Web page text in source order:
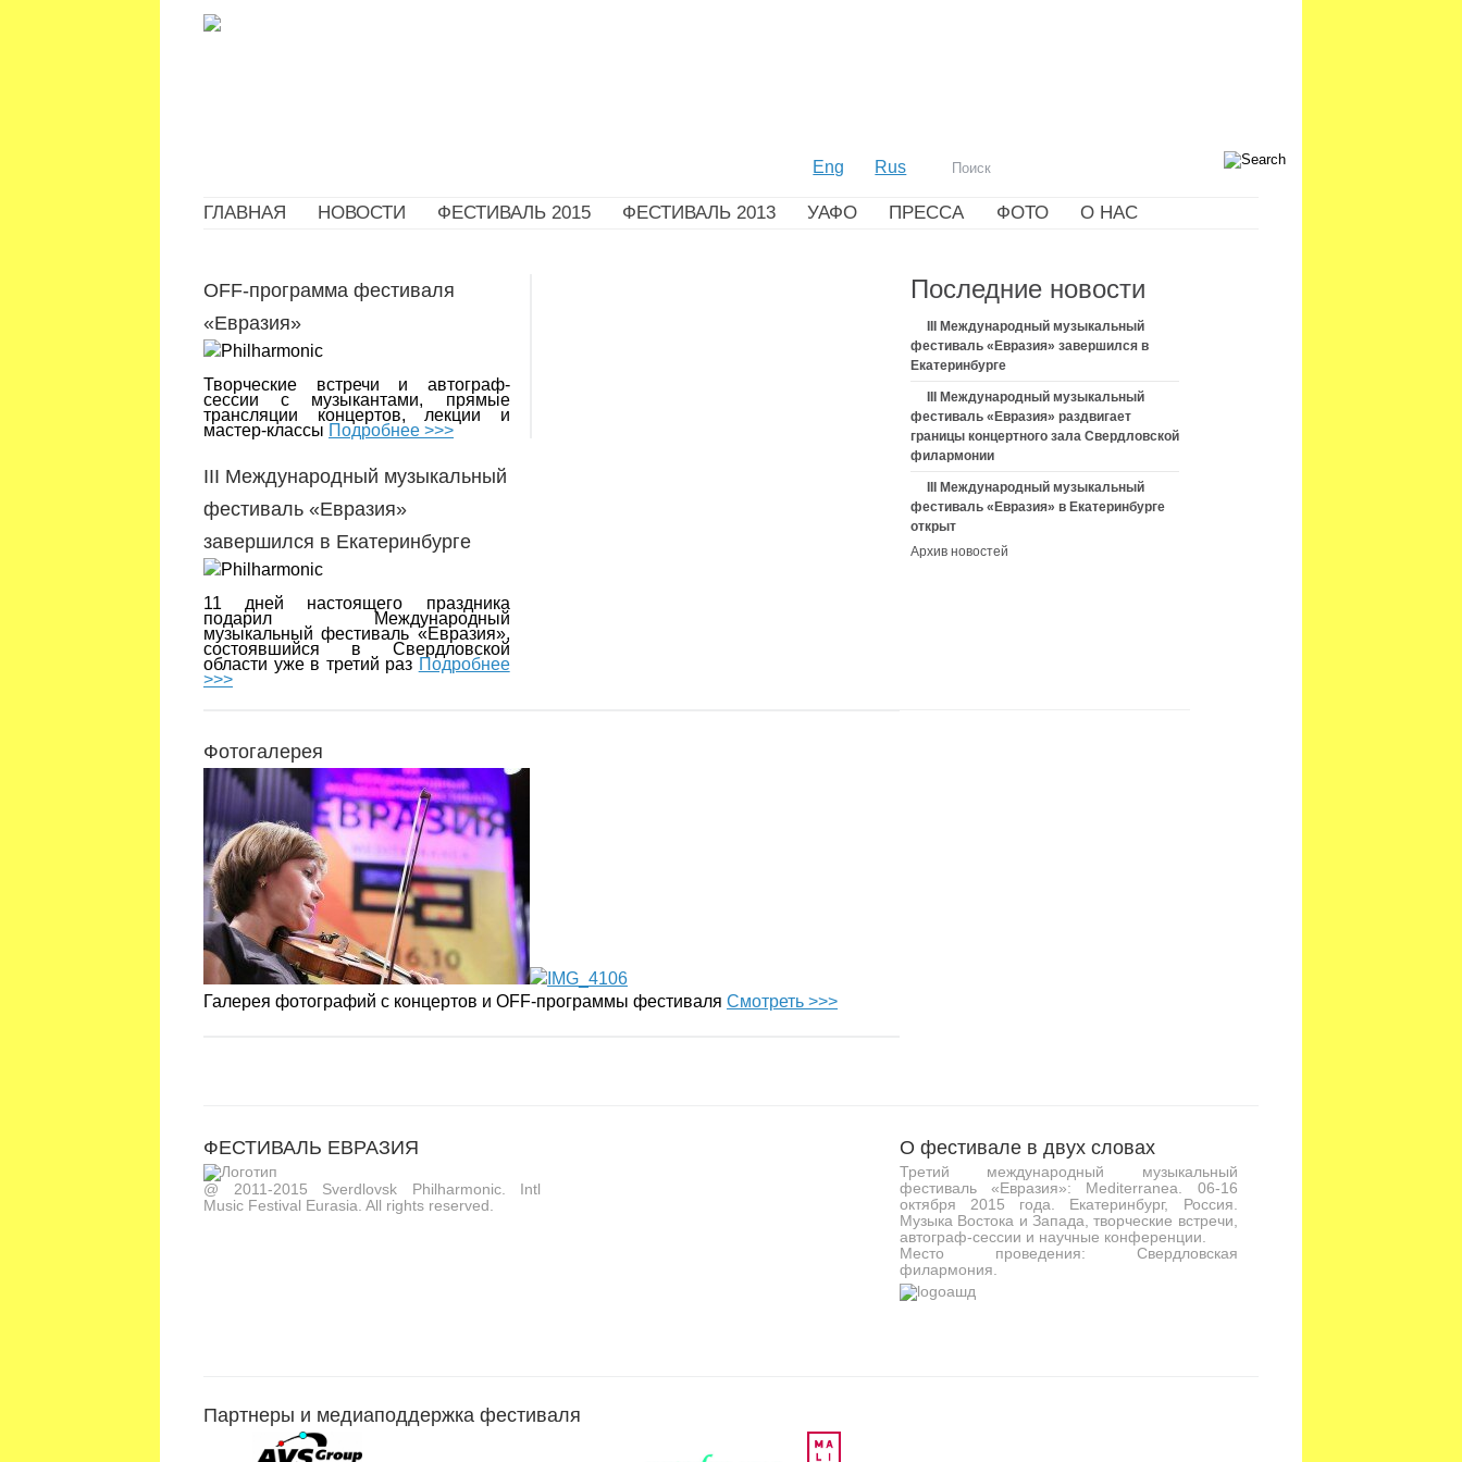
Eng Rus
ГЛАВНАЯ НОВОСТИ ФЕСТИВАЛЬ 2015 ФЕСТИВАЛЬ 2013 УАФО ПРЕССА ФОТО О НАС
OFF-программа фестиваля
«Евразия»
Творческие встречи и автограф-
сессии с музыкантами, прямые
трансляции концертов, лекции и
мастер-классы Подробнее >>>
III Международный музыкальный
фестиваль «Евразия»
завершился в Екатеринбурге
11 дней настоящего праздника
подарил Международный
музыкальный фестиваль «Евразия»,
состоявшийся в Свердловской
области уже в третий раз Подробнее
>>>
Фотогалерея
Галерея фотографий с концертов и OFF-программы фестиваля Смотреть >>>
Последние новости
III Международный музыкальный
фестиваль «Евразия» завершился в
Екатеринбурге
III Международный музыкальный
фестиваль «Евразия» раздвигает
границы концертного зала Свердловской
филармонии
III Международный музыкальный
фестиваль «Евразия» в Екатеринбурге
открыт
Архив новостей
ФЕСТИВАЛЬ ЕВРАЗИЯ
@ 2011-2015 Sverdlovsk Philharmonic. Intl
Music Festival Eurasia. All rights reserved.
О фестивале в двух словах
Третий международный музыкальный
фестиваль «Евразия»: Mediterranea. 06-16
октября 2015 года. Екатеринбург, Россия.
Музыка Востока и Запада, творческие встречи,
автограф-сессии и научные конференции.
Место проведения: Свердловская
филармония.
Партнеры и медиаподдержка фестиваля